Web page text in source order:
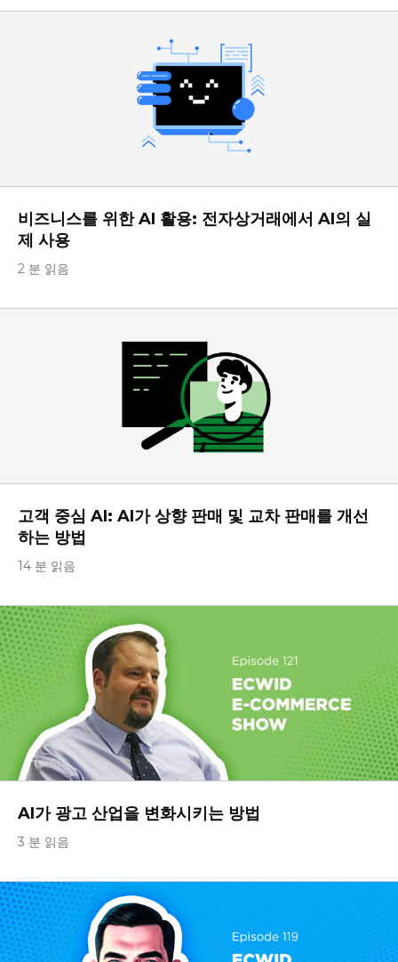
비즈니스를 위한 AI 활용: 전자상거래에서 AI의 실
제 사용
2 분 읽음
고객 중심 AI: AI가 상향 판매 및 교차 판매를 개선
하는 방법
14 분 읽음
AI가 광고 산업을 변화시키는 방법
3 분 읽음